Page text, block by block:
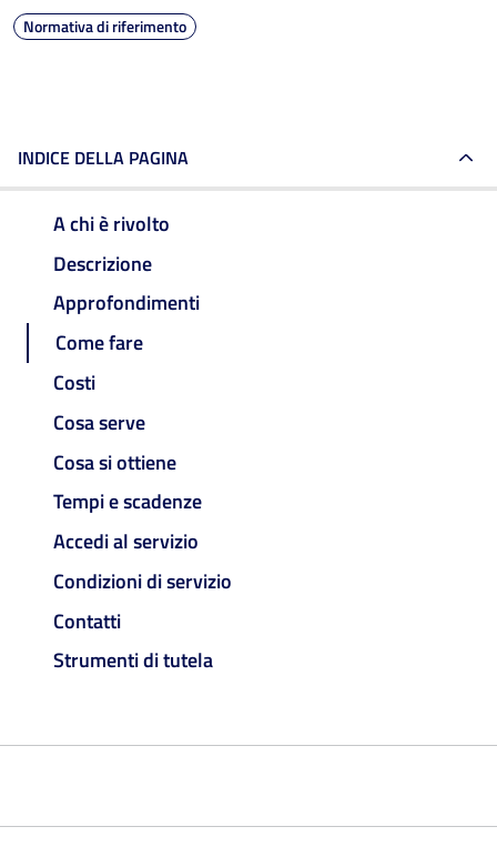
Normativa di riferimento
INDICE DELLA PAGINA
A chi è rivolto
Descrizione
Approfondimenti
Come fare
Costi
Cosa serve
Cosa si ottiene
Tempi e scadenze
Accedi al servizio
Condizioni di servizio
Contatti
Strumenti di tutela